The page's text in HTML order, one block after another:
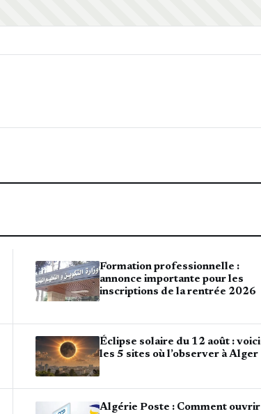
Formation professionnelle :
annonce importante pour les
inscriptions de la rentrée 2026
Éclipse solaire du 12 août : voici
les 5 sites où l’observer à Alger
Algérie Poste : Comment ouvrir